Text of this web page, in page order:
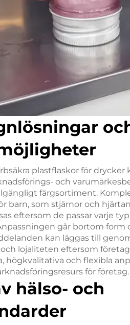
plastflaskor för drycker
och
färgsortiment.
barn, som stjärnor och
eftersom de passar varje
går bortom form
kan läggas till
lojaliteten eftersom
högkvalitativa och flexibla
för företag.
hälso- och